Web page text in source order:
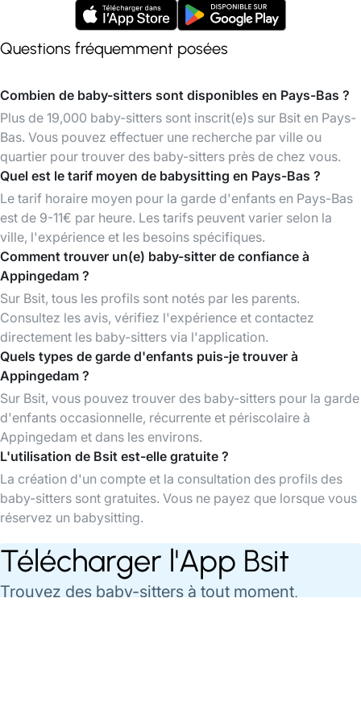
Questions fréquemment posées
Combien de baby-sitters sont disponibles en Pays-Bas ?
Plus de 19,000 baby-sitters sont inscrit(e)s sur Bsit en Pays-
Bas. Vous pouvez effectuer une recherche par ville ou
quartier pour trouver des baby-sitters près de chez vous.
Quel est le tarif moyen de babysitting en Pays-Bas ?
Le tarif horaire moyen pour la garde d'enfants en Pays-Bas
est de 9-11€ par heure. Les tarifs peuvent varier selon la
ville, l'expérience et les besoins spécifiques.
Comment trouver un(e) baby-sitter de confiance à
Appingedam ?
Sur Bsit, tous les profils sont notés par les parents.
Consultez les avis, vérifiez l'expérience et contactez
directement les baby-sitters via l'application.
Quels types de garde d'enfants puis-je trouver à
Appingedam ?
Sur Bsit, vous pouvez trouver des baby-sitters pour la garde
d'enfants occasionnelle, récurrente et périscolaire à
Appingedam et dans les environs.
L'utilisation de Bsit est-elle gratuite ?
La création d'un compte et la consultation des profils des
baby-sitters sont gratuites. Vous ne payez que lorsque vous
réservez un babysitting.
Télécharger l'App Bsit
Trouvez des baby-sitters à tout moment,